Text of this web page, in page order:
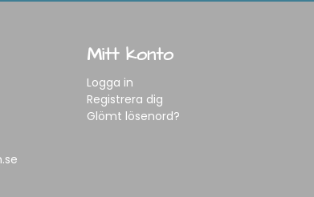
Mitt konto
Logga in
Registrera dig
Glömt lösenord?